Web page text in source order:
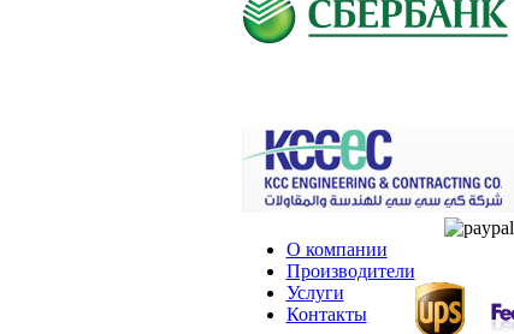
О компании
Производители
Услуги
Контакты